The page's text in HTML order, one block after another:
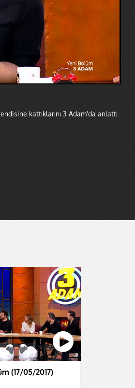
kattıklarını 3 Adam'da anlattı.
(17/05/2017)